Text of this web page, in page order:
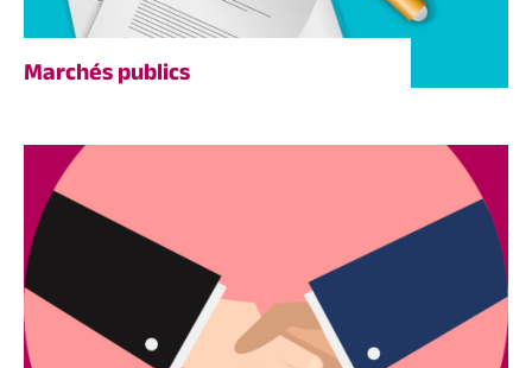
Marchés publics